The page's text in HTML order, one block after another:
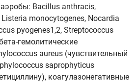
Bacillus anthracis,
monocytogenes, Nocardia
pyogenes1,2, Streptococcus
гемолитические
aureus (чувствительный
saprophyticus
коагулазонегативные